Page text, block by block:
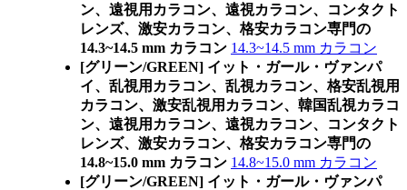
ン、遠視用カラコン、遠視カラコン、コンタクト
レンズ、激安カラコン、格安カラコン専門の
14.3~14.5 mm カラコン 14.3~14.5 mm カラコン
[グリーン/GREEN] イット・ガール・ヴァンパ
イ、乱視用カラコン、乱視カラコン、格安乱視用
カラコン、激安乱視用カラコン、韓国乱視カラコ
ン、遠視用カラコン、遠視カラコン、コンタクト
レンズ、激安カラコン、格安カラコン専門の
14.8~15.0 mm カラコン 14.8~15.0 mm カラコン
[グリーン/GREEN] イット・ガール・ヴァンパ